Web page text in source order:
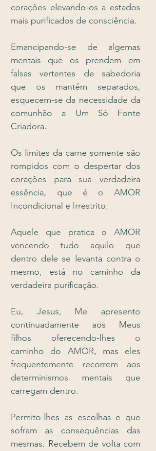
corações elevando-os a estados
mais purificados de consciência.
Emancipando-se de algemas
mentais que os prendem em
falsas vertentes de sabedoria
que os mantém separados,
esquecem-se da necessidade da
comunhão a Um Só Fonte
Criadora.
Os limites da carne somente são
rompidos com o despertar dos
corações para sua verdadeira
essência, que é o AMOR
Incondicional e Irrestrito.
Aquele que pratica o AMOR
vencendo tudo aquilo que
dentro dele se levanta contra o
mesmo, está no caminho da
verdadeira purificação.
Eu, Jesus, Me apresento
continuadamente aos Meus
filhos oferecendo-lhes o
caminho do AMOR, mas eles
frequentemente recorrem aos
determinismos mentais que
carregam dentro.
Permito-lhes as escolhas e que
sofram as consequências das
mesmas. Recebem de volta com